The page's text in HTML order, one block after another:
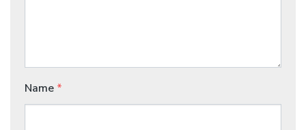
Name *